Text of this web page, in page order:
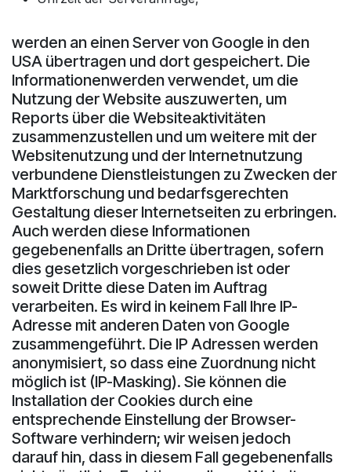
werden an einen Server von Google in den
USA übertragen und dort gespeichert. Die
Informationenwerden verwendet, um die
Nutzung der Website auszuwerten, um
Reports über die Websiteaktivitäten
zusammenzustellen und um weitere mit der
Websitenutzung und der Internetnutzung
verbundene Dienstleistungen zu Zwecken der
Marktforschung und bedarfsgerechten
Gestaltung dieser Internetseiten zu erbringen.
Auch werden diese Informationen
gegebenenfalls an Dritte übertragen, sofern
dies gesetzlich vorgeschrieben ist oder
soweit Dritte diese Daten im Auftrag
verarbeiten. Es wird in keinem Fall Ihre IP-
Adresse mit anderen Daten von Google
zusammengeführt. Die IP Adressen werden
anonymisiert, so dass eine Zuordnung nicht
möglich ist (IP-Masking). Sie können die
Installation der Cookies durch eine
entsprechende Einstellung der Browser-
Software verhindern; wir weisen jedoch
darauf hin, dass in diesem Fall gegebenenfalls